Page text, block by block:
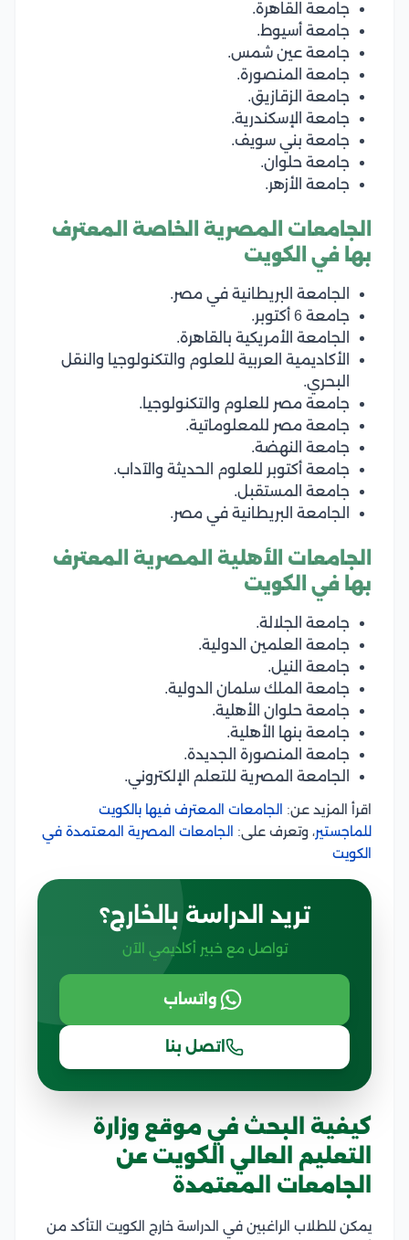
جامعة القاهرة.
جامعة أسيوط.
جامعة عين شمس.
جامعة المنصورة.
جامعة الزقازيق.
جامعة الإسكندرية.
جامعة بني سويف.
جامعة حلوان.
جامعة الأزهر.
الجامعات المصرية الخاصة المعترف
بها في الكويت
الجامعة البريطانية في مصر.
جامعة 6 أكتوبر.
الجامعة الأمريكية بالقاهرة.
الأكاديمية العربية للعلوم والتكنولوجيا والنقل
البحري.
جامعة مصر للعلوم والتكنولوجيا.
جامعة مصر للمعلوماتية.
جامعة النهضة.
جامعة أكتوبر للعلوم الحديثة والآداب.
جامعة المستقبل.
الجامعة البريطانية في مصر.
الجامعات الأهلية المصرية المعترف
بها في الكويت
جامعة الجلالة.
جامعة العلمين الدولية.
جامعة النيل.
جامعة الملك سلمان الدولية.
جامعة حلوان الأهلية.
جامعة بنها الأهلية.
جامعة المنصورة الجديدة.
الجامعة المصرية للتعلم الإلكتروني.
اقرأ المزيد عن:
الجامعات المعترف فيها بالكويت
للماجستير، وتعرف على:
الجامعات المصرية المعتمدة في
الكويت
تريد الدراسة بالخارج؟
تواصل مع خبير أكاديمي الآن
واتساب
اتصل بنا
كيفية البحث في موقع وزارة
التعليم العالي الكويت عن
الجامعات المعتمدة
يمكن للطلاب الراغبين في الدراسة خارج الكويت التأكد من